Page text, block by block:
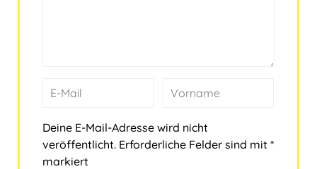
Deine E-Mail-Adresse wird nicht
veröffentlicht. Erforderliche Felder sind mit *
markiert